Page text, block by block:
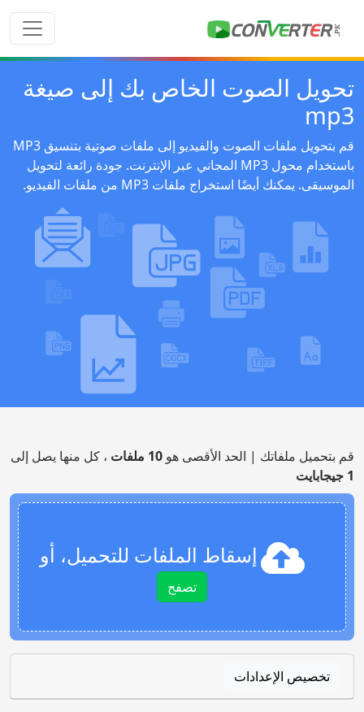
تحويل الصوت الخاص بك إلى صيغة
mp3
قم بتحويل ملفات الصوت والفيديو إلى ملفات صوتية بتنسيق MP3
باستخدام محول MP3 المجاني عبر الإنترنت. جودة رائعة لتحويل
الموسيقى. يمكنك أيضًا استخراج ملفات MP3 من ملفات الفيديو.
قم بتحميل ملفاتك | الحد الأقصى هو 10 ملفات
، كل منها يصل إلى
1 جيجابايت
إسقاط الملفات للتحميل، أو
تصفح
تخصيص الإعدادات